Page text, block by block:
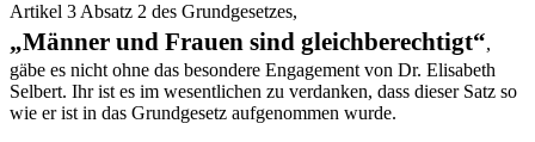
Artikel 3 Absatz 2 des Grundgesetzes,
Männer und Frauen sind gleichberechtigt
,
gäbe es nicht ohne das besondere Engagement von Dr. Elisabeth
Selbert. Ihr ist es im wesentlichen zu verdanken, dass dieser Satz so
wie er ist in das Grundgesetz aufgenommen wurde.